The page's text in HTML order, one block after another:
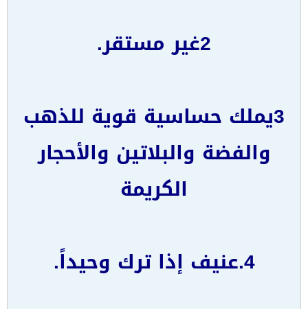
2غير مستقر.
3يملك حساسية قوية للذهب
والفضة والبلاتين والأحجار
الكريمة
4.عنيف إذا ترك وحيداً.